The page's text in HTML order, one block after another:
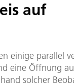
auf
einige parallel
eine Öffnung
solcher